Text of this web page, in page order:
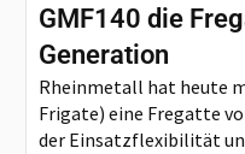
GMF140 die
Generation
Rheinmetall hat heute
Frigate) eine Fregatte
der Einsatzflexibilität